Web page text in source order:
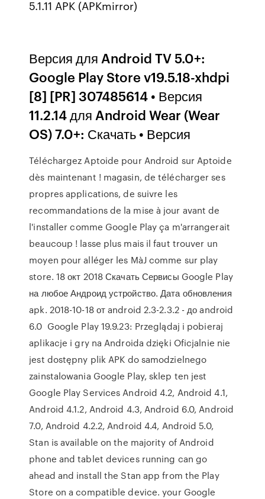
5.1.11 APK (APKmirror)
Версия для Android TV 5.0+:
Google Play Store v19.5.18-xhdpi
[8] [PR] 307485614 • Версия
11.2.14 для Android Wear (Wear
OS) 7.0+: Скачать • Версия
Téléchargez Aptoide pour Android sur Aptoide
dès maintenant ! magasin, de télécharger ses
propres applications, de suivre les
recommandations de la mise à jour avant de
l'installer comme Google Play ça m'arrangerait
beaucoup ! lasse plus mais il faut trouver un
moyen pour alléger les MàJ comme sur play
store. 18 окт 2018 Скачать Сервисы Google Play
на любое Андроид устройство. Дата обновления
apk. 2018-10-18 от android 2.3-2.3.2 - до android
6.0 Google Play 19.9.23: Przeglądaj i pobieraj
aplikacje i gry na Androida dzięki Oficjalnie nie
jest dostępny plik APK do samodzielnego
zainstalowania Google Play, sklep ten jest
Google Play Services Android 4.2, Android 4.1,
Android 4.1.2, Android 4.3, Android 6.0, Android
7.0, Android 4.2.2, Android 4.4, Android 5.0,
Stan is available on the majority of Android
phone and tablet devices running can go
ahead and install the Stan app from the Play
Store on a compatible device. your Google